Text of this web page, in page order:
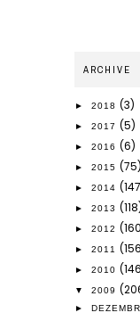
ARCHIVE
► 2018 (3)
► 2017 (5)
► 2016 (6)
► 2015 (75)
► 2014
► 2013
► 2012
► 2011
► 2010
▼ 2009
►